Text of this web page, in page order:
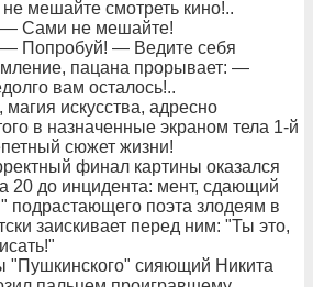
мешайте смотреть кино!..
— Сами не мешайте!
Попробуй! — Ведите себя
пацана прорывает: —
вам осталось!..
искусства, адресно
в назначенные экраном тела 1-й
сюжет жизни!
финал картины оказался
20 до инцидента: мент, сдающий
подрастающего поэта злодеям в
заискивает перед ним: "Ты это,
"Пушкинского" сияющий Никита